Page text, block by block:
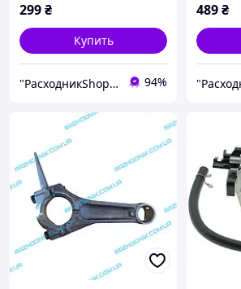
299₴
Купить
"РасходникShop" интернет магазин комплектующих и запчастей 94%
489₴